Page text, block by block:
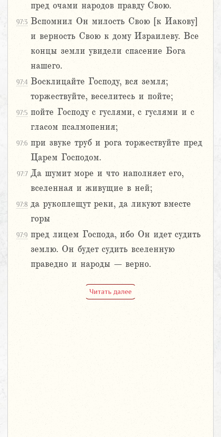
пред очами народов правду Свою.
97:3 Вспомнил Он милость Свою [к Иакову]
и верность Свою к дому Израилеву. Все
концы земли увидели спасение Бога
нашего.
97:4 Восклицайте Господу, вся земля;
торжествуйте, веселитесь и пойте;
97:5 пойте Господу с гуслями, с гуслями и с
гласом псалмопения;
97:6 при звуке труб и рога торжествуйте пред
Царем Господом.
97:7 Да шумит море и что наполняет его,
вселенная и живущие в ней;
97:8 да рукоплещут реки, да ликуют вместе
горы
97:9 пред лицем Господа, ибо Он идет судить
землю. Он будет судить вселенную
праведно и народы – верно.
Читать далее